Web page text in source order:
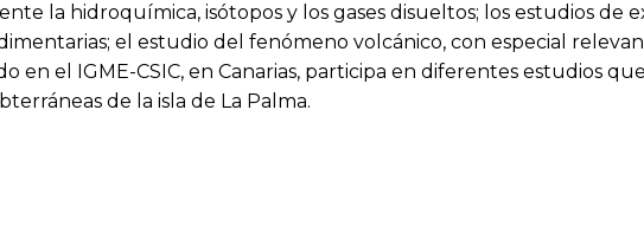
la hidroquímica, isótopos y los gases disueltos; los estudios de
el estudio del fenómeno volcánico, con especial
en el IGME-CSIC, en Canarias, participa en diferentes estudios
de la isla de La Palma.